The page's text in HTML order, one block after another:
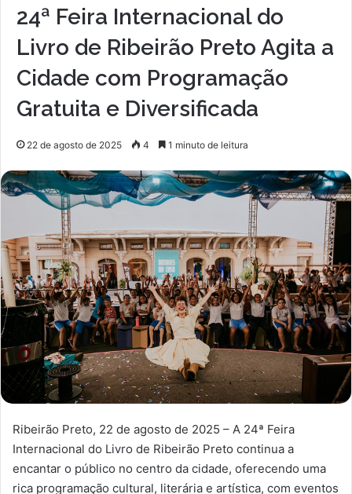
24ª Feira Internacional do
Livro de Ribeirão Preto Agita a
Cidade com Programação
Gratuita e Diversificada
22 de agosto de 2025 4 1 minuto de leitura
Ribeirão Preto, 22 de agosto de 2025 – A 24ª Feira
Internacional do Livro de Ribeirão Preto continua a
encantar o público no centro da cidade, oferecendo uma
rica programação cultural, literária e artística, com eventos